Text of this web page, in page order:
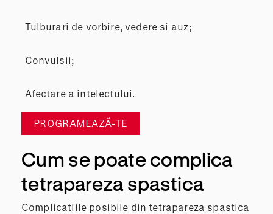
Tulburari de vorbire, vedere si auz;
Convulsii;
Afectare a intelectului.
PROGRAMEAZĂ-TE
Cum se poate complica
tetrapareza spastica
Complicatiile posibile din tetrapareza spastica